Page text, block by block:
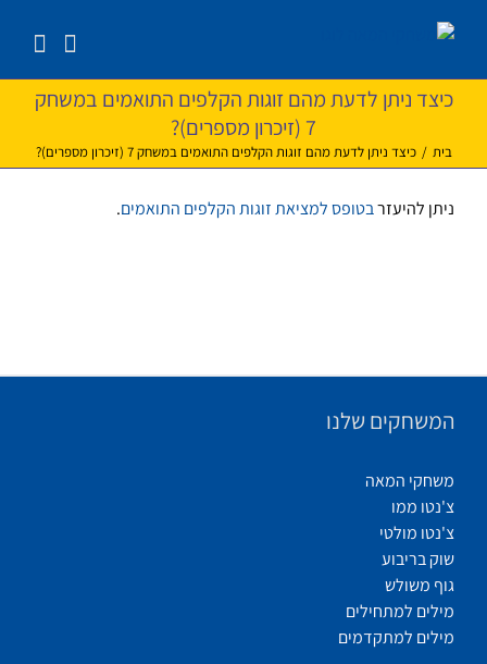
לתוכן
כיצד ניתן לדעת מהם זוגות הקלפים התואמים במשחק
7 (זיכרון מספרים)?
בית / כיצד ניתן לדעת מהם זוגות הקלפים התואמים במשחק 7 (זיכרון מספרים)?
ניתן להיעזרבטופס למציאת זוגות הקלפים התואמים.
המשחקים שלנו
משחקי המאה
צ'נטו ממו
צ'נטו מולטי
שוק בריבוע
גוף משולש
מילים למתחילים
מילים למתקדמים